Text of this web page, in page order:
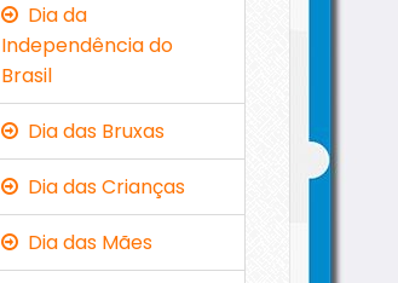
Dia da
Independência do
Brasil
Dia das Bruxas
Dia das Crianças
Dia das Mães